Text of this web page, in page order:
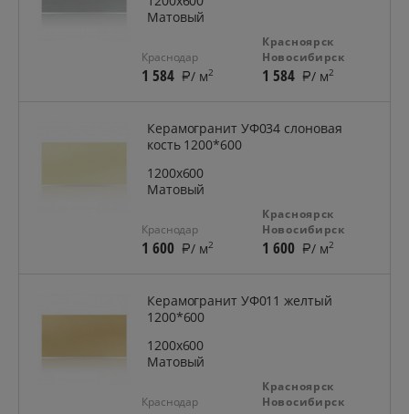
Матовый
Краснодар
1 584 / м2
Красноярск
Новосибирск
1 584 / м2
Керамогранит УФ034 слоновая
кость 1200*600
1200x600
Матовый
Краснодар
1 600 / м2
Красноярск
Новосибирск
1 600 / м2
Керамогранит УФ011 желтый
1200*600
1200x600
Матовый
Краснодар
Красноярск
Новосибирск